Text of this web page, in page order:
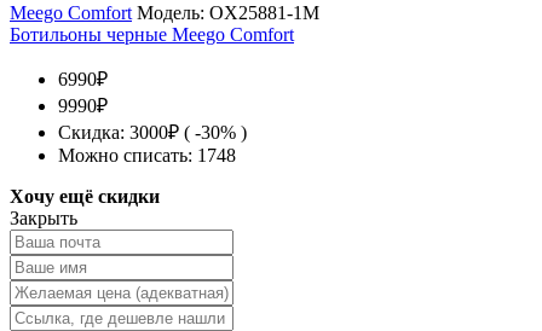
Meego Comfort Модель: OX25881-1M
Ботильоны черные Meego Comfort
6990₽
9990₽
Скидка: 3000₽ ( -30% )
Можно списать: 1748
Хочу ещё скидки
Закрыть